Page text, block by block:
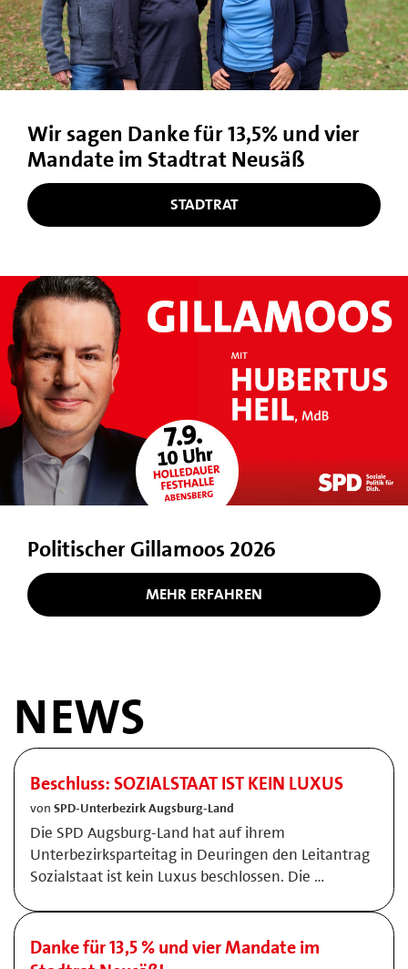
Wir sagen Danke für 13,5% und vier
Mandate im Stadtrat Neusäß
STADTRAT
Politischer Gillamoos 2026
MEHR ERFAHREN
NEWS
Beschluss: SOZIALSTAAT IST KEIN LUXUS
von SPD-Unterbezirk Augsburg-Land
Die SPD Augsburg-Land hat auf ihrem
Unterbezirksparteitag in Deuringen den Leitantrag
Sozialstaat ist kein Luxus beschlossen. Die …
Danke für 13,5 % und vier Mandate im